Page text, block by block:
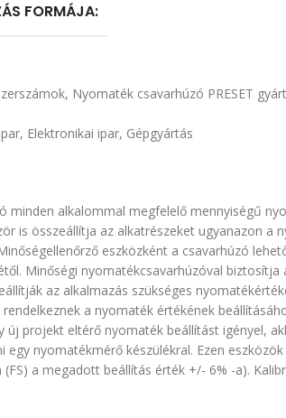
FORMÁJA:
, Nyomaték csavarhúzó PRESET
, Elektronikai ipar, Gépgyártás
minden alkalommal megfelelő mennyiségű
is összeállítja az alkatrészeket ugyanazon a
eszközként a csavarhúzó
Minőségi nyomatékcsavarhúzóval biztosítja
az alkalmazás szükséges
a nyomaték értékének
projekt eltérő nyomaték beállítást igényel,
nyomatékmérő készülékral. Ezen eszközök
a megadott beállítás érték +/- 6% -a).